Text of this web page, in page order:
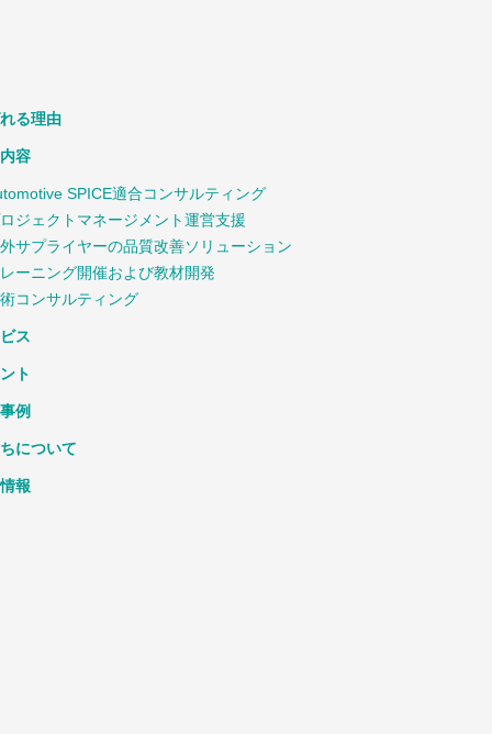
る理由
容
SPICE適合コンサルティング
ロジェクトマネージメント運営支援
外サプライヤーの品質改善ソリューション
レーニング開催および教材開発
術コンサルティング
ス
ト
例
について
報